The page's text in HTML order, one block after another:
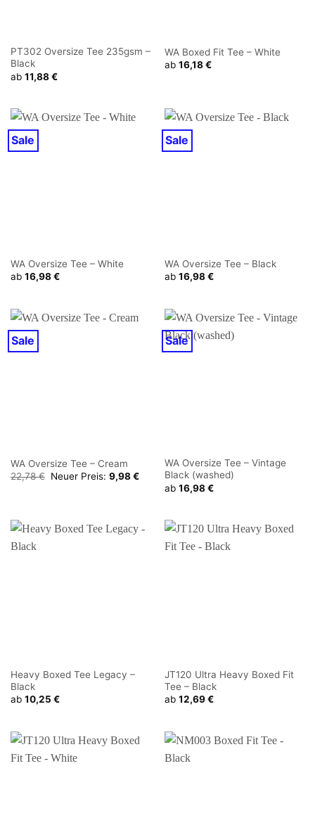
PT302 Oversize Tee 235gsm –
Black
ab 11,88€
WA Boxed Fit Tee – White
ab 16,18€
Sale
WA Oversize Tee – White
ab 16,98€
Sale
WA Oversize Tee – Black
ab 16,98€
Sale
WA Oversize Tee – Cream
22,78€ Ursprünglicher
Neuer Preis: 9,98€Aktueller
Sale
WA Oversize Tee – Vintage
Black (washed)
ab 16,98€
Heavy Boxed Tee Legacy –
Black
ab 10,25 €
JT120 Ultra Heavy Boxed Fit
Tee – Black
ab 12,69€